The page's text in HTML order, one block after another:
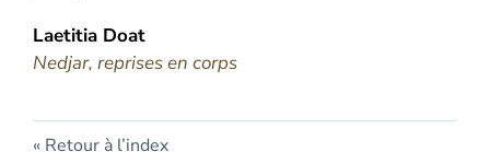
Laetitia Doat
Nedjar, reprises en corps
Retour à l’index